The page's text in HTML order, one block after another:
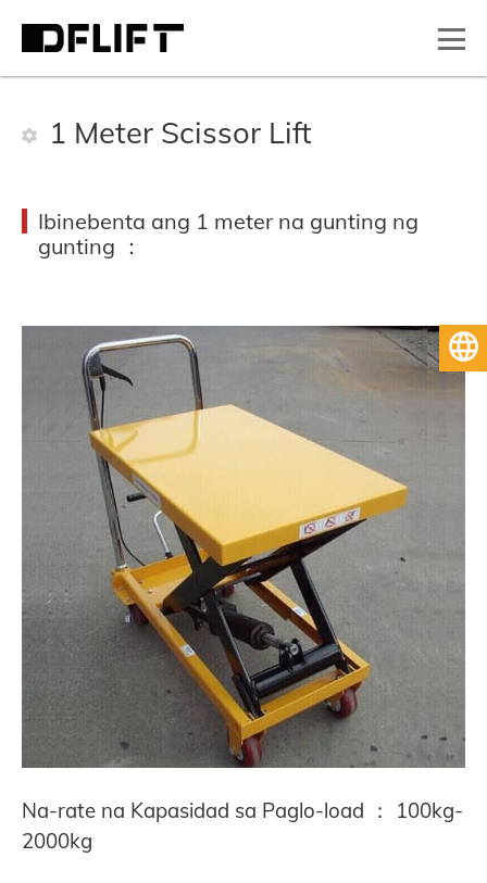
1 Meter Scissor Lift
Ibinebenta ang 1 meter na gunting ng
gunting ：
Na-rate na Kapasidad sa Paglo-load ： 100kg-
2000kg
Pilipino